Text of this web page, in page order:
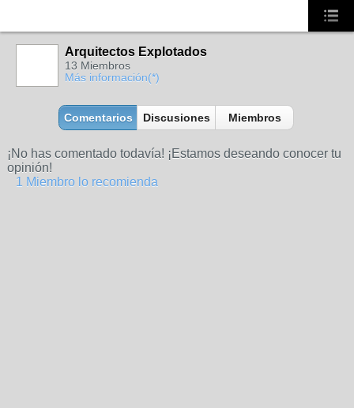
Arquitectos Explotados
13 Miembros
Más información(*)
Comentarios Discusiones Miembros
¡No has comentado todavía! ¡Estamos deseando conocer tu
opinión!
1 Miembro lo recomienda